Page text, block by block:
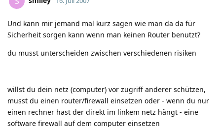
Und kann mir jemand mal kurz sagen wie man da da für
Sicherheit sorgen kann wenn man keinen Router benutzt?
du musst unterscheiden zwischen verschiedenen risiken
willst du dein netz (computer) vor zugriff anderer schützen,
musst du einen router/firewall einsetzen oder - wenn du nur
einen rechner hast der direkt im linkem netz hängt - eine
software firewall auf dem computer einsetzen